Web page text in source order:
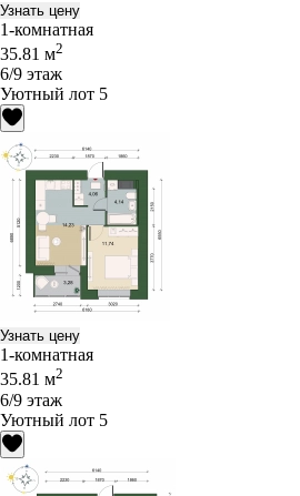
Узнать цену
1-комнатная
35.81 м2
6/9 этаж
Уютный лот 5
Узнать цену
1-комнатная
35.81 м2
6/9 этаж
Уютный лот 5